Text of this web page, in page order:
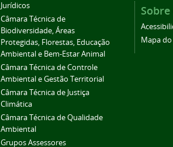
Jurídicos
Câmara Técnica de
Biodiversidade, Áreas
Protegidas, Florestas, Educação
Ambiental e Bem-Estar Animal
Câmara Técnica de Controle
Ambiental e Gestão Territorial
Câmara Técnica de Justiça
Climática
Câmara Técnica de Qualidade
Ambiental
Grupos Assessores
Mapa